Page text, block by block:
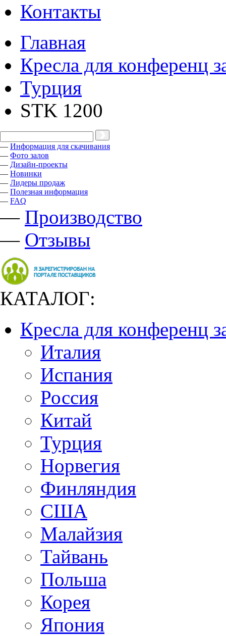
Контакты
Главная
Кресла для конференц
Турция
STK 1200
— Информация для скачивания
— Фото залов
— Дизайн-проекты
— Новинки
— Лидеры продаж
— Полезная информация
— FAQ
— Производство
— Отзывы
КАТАЛОГ:
Кресла для конференц
Италия
Испания
Россия
Китай
Турция
Норвегия
Финляндия
США
Малайзия
Тайвань
Польша
Корея
Япония